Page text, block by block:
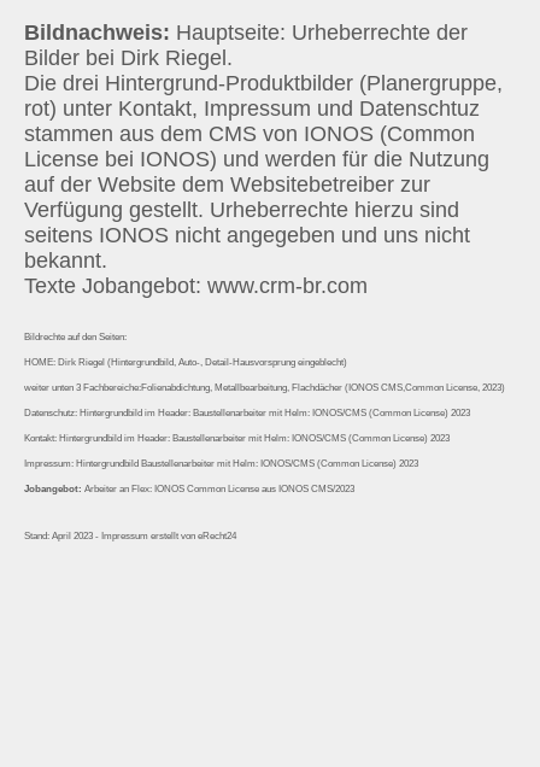
Bildnachweis: Hauptseite: Urheberrechte der
Bilder bei Dirk Riegel.
Die drei Hintergrund-Produktbilder (Planergruppe,
rot) unter Kontakt, Impressum und Datenschtuz
stammen aus dem CMS von IONOS (Common
License bei IONOS) und werden für die Nutzung
auf der Website dem Websitebetreiber zur
Verfügung gestellt. Urheberrechte hierzu sind
seitens IONOS nicht angegeben und uns nicht
bekannt.
Texte Jobangebot: www.crm-br.com
Bildrechte auf den Seiten:
HOME: Dirk Riegel (Hintergrundbild, Auto-, Detail-Hausvorsprung eingeblecht)
weiter unten 3 Fachbereiche:Folienabdichtung, Metallbearbeitung, Flachdächer (IONOS CMS,Common License, 2023)
Datenschutz: Hintergrundbild im Header: Baustellenarbeiter mit Helm: IONOS/CMS (Common License) 2023
Kontakt: Hintergrundbild im Header: Baustellenarbeiter mit Helm: IONOS/CMS (Common License) 2023
Impressum: Hintergrundbild Baustellenarbeiter mit Helm: IONOS/CMS (Common License) 2023
Jobangebot: Arbeiter an Flex: IONOS Common License aus IONOS CMS/2023
Stand: April 2023 - Impressum erstellt von eRecht24